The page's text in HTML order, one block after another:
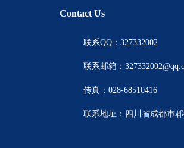
Contact Us
联系QQ：327332002
联系邮箱：
传真：028-68510416
联系地址：四川省成都市